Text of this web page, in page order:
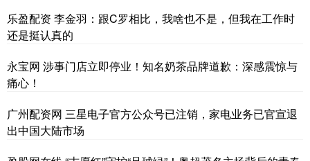
乐盈配资 李金羽：跟C罗相比，我啥也不是，但我在工作时
还是挺认真的
永宝网 涉事门店立即停业！知名奶茶品牌道歉：深感震惊与
痛心！
广州配资网 三星电子官方公众号已注销，家电业务已官宣退
出中国大陆市场